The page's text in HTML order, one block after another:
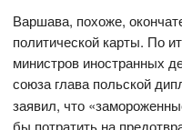
Варшава, похоже,
политической карты. По
министров иностранных
союза глава польской
заявил, что